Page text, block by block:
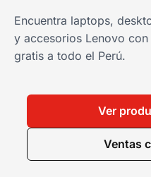
Encuentra laptops,
y accesorios Lenovo
gratis a todo el Perú.
Ver
Ventas